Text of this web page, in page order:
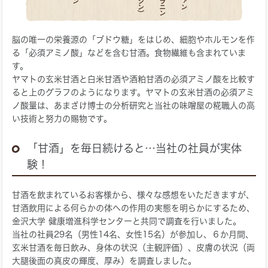
脳の唯一の栄養源の「ブドウ糖」をはじめ、細胞やホルモンを作
る「必須アミノ酸」などを含む甘酒。食物繊維も含まれていま
す。
ヤマトの玄米甘酒と白米甘酒や酒粕甘酒の必須アミノ酸を比較す
ると上のグラフのようになります。ヤマトの玄米甘酒の必須アミ
ノ酸量は、あまざけ博士の分析研究と当社の味噌屋の糀職人の高
い技術と努力の賜物です。
「甘酒」を毎日続けると…当社の社員が実体
験！
甘酒を飲まれているお客様から、様々な感想をいただきますが、
甘酒飲用による何らかの体への作用の実態を明らかにするため、
金沢大学 健康増進科学センターと共同で調査を行いました。
当社の社員29名（男性14名、女性15名）が参加し、６か月間、
玄米甘酒を毎日飲み、身体の状況（主観評価）、皮膚の状況（両
大腿後面の真皮の輝度、厚み）を調査しました。